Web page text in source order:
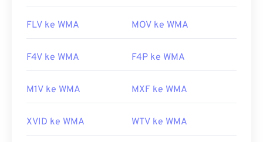
FLV ke WMA MOV ke WMA
F4V ke WMA F4P ke WMA
M1V ke WMA MXF ke WMA
XVID ke WMA WTV ke WMA